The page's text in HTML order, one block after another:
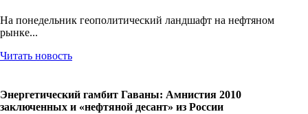
На понедельник геополитический ландшафт на нефтяном
рынке...
Читать новость
Энергетический гамбит Гаваны: Амнистия 2010
заключенных и «нефтяной десант» из России